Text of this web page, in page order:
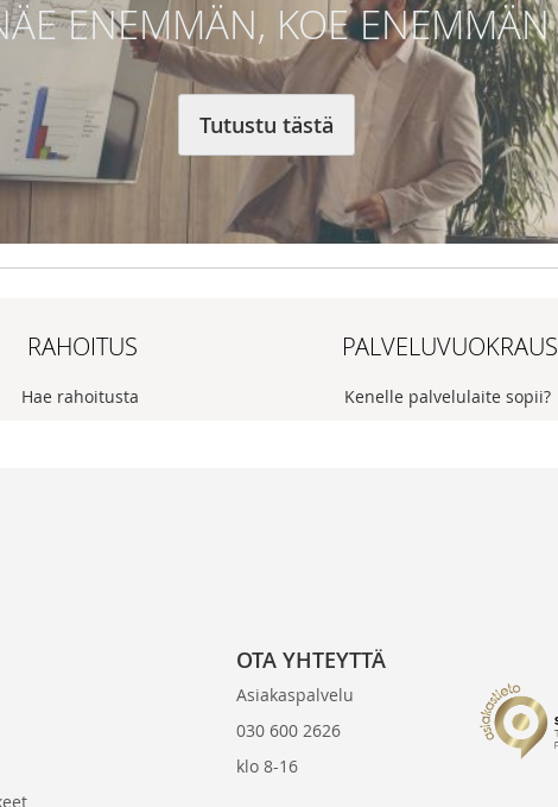
ENEMMÄN, KOE ENEMMÄN
Tutustu tästä
RAHOITUS
Hae rahoitusta
PALVELUVUOKRAUS
Kenelle palvelulaite sopii?
OTA YHTEYTTÄ
Asiakaspalvelu
030 600 2626
klo 8-16